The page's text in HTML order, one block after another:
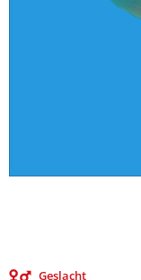
Geslacht